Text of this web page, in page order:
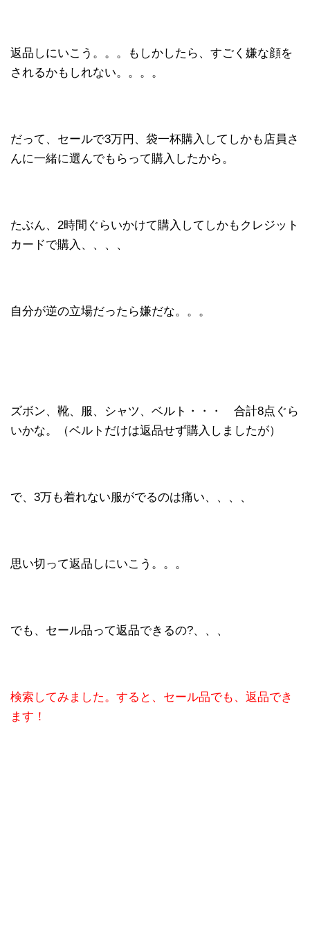
返品しにいこう。。。もしかしたら、すごく嫌な顔を
されるかもしれない。。。。
だって、セールで3万円、袋一杯購入してしかも店員さ
んに一緒に選んでもらって購入したから。
たぶん、2時間ぐらいかけて購入してしかもクレジット
カードで購入、、、、
自分が逆の立場だったら嫌だな。。。
ズボン、靴、服、シャツ、ベルト・・・ 合計8点ぐら
いかな。（ベルトだけは返品せず購入しましたが）
で、3万も着れない服がでるのは痛い、、、、
思い切って返品しにいこう。。。
でも、セール品って返品できるの?、、、
検索してみました。すると、セール品でも、返品でき
ます！